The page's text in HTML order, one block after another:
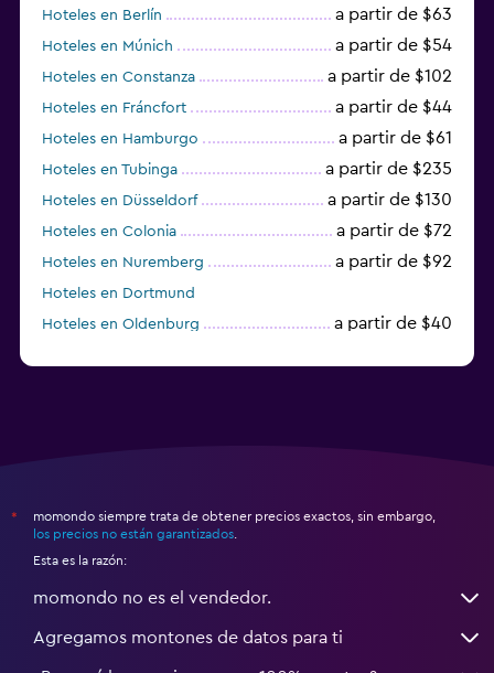
Hoteles en Berlín a partir de $63
Hoteles en Múnich a partir de $54
Hoteles en Constanza a partir de $102
Hoteles en Fráncfort a partir de $44
Hoteles en Hamburgo a partir de $61
Hoteles en Tubinga a partir de $235
Hoteles en Düsseldorf a partir de $130
Hoteles en Colonia a partir de $72
Hoteles en Nuremberg a partir de $92
Hoteles en Dortmund
Hoteles en Oldenburg
a partir de $40
*
momondo siempre trata de obtener precios exactos, sin embargo,
los precios no están garantizados
Esta es la razón:
momondo no es el vendedor.
Agregamos montones de datos para ti